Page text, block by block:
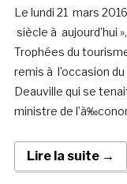
Le lundi 21 mars
siècle à aujourd’hui
Trophées du
remis à l’occasion
Deauville qui se
ministre de
Lire la suite →